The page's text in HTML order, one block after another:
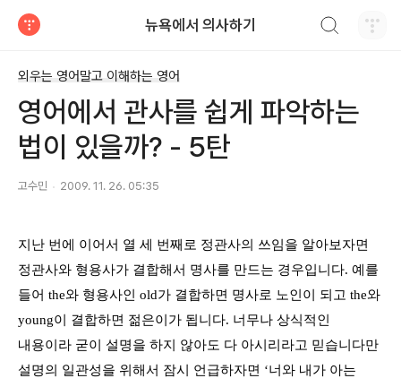
뉴욕에서 의사하기
외우는 영어말고 이해하는 영어
영어에서 관사를 쉽게 파악하는
법이 있을까? - 5탄
고수민 2009. 11. 26. 05:35
지난 번에 이어서 열 세 번째로 정관사의 쓰임을 알아보자면
정관사와 형용사가 결합해서 명사를 만드는 경우입니다. 예를
들어 the와 형용사인 old가 결합하면 명사로 노인이 되고 the와
young이 결합하면 젊은이가 됩니다. 너무나 상식적인
내용이라 굳이 설명을 하지 않아도 다 아시리라고 믿습니다만
설명의 일관성을 위해서 잠시 언급하자면 ‘너와 내가 아는